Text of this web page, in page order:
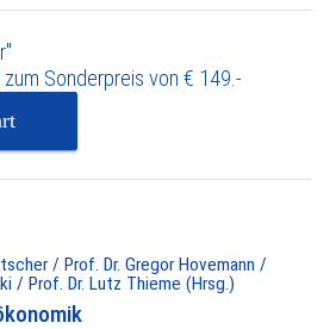
zum Sonderpreis von € 149.-
/ Prof. Dr. Gregor Hovemann /
/ Prof. Dr. Lutz Thieme (Hrsg.)